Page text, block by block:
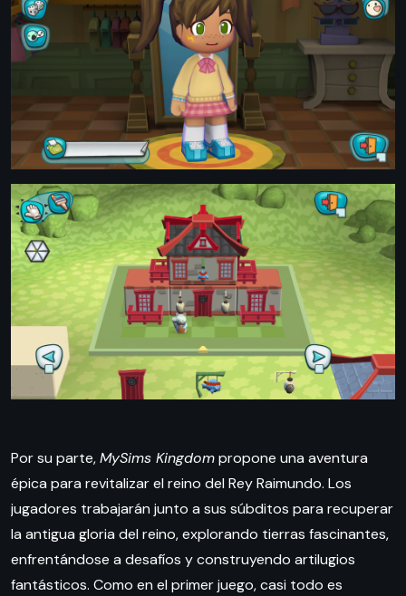
Por su parte,MySims Kingdompropone una aventura
épica para revitalizar el reino del Rey Raimundo. Los
jugadores trabajarán junto a sus súbditos para recuperar
la antigua gloria del reino, explorando tierras fascinantes,
enfrentándose a desafíos y construyendo artilugios
fantásticos. Como en el primer juego, casi todo es